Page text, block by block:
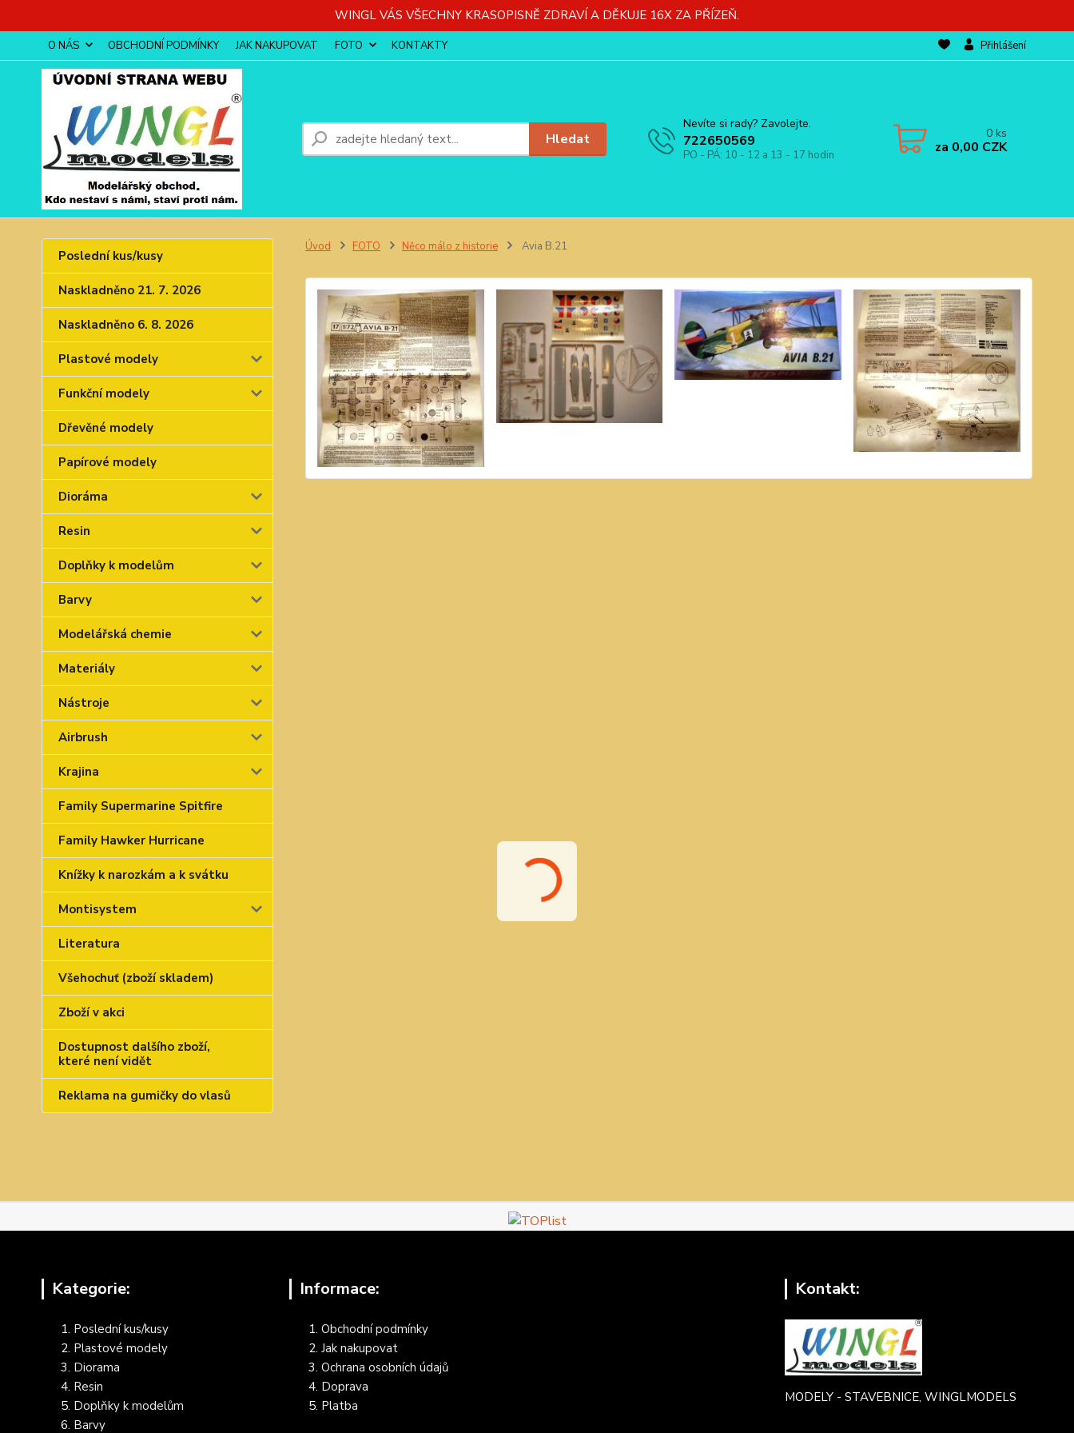
WINGL VÁS VŠECHNY KRASOPISNĚ ZDRAVÍ A DĚKUJE 16X ZA PŘÍZEŇ.
O NÁS OBCHODNÍ PODMÍNKY JAK NAKUPOVAT FOTO KONTAKTY Přihlášení
Hledat
Nevíte si rady? Zavolejte.
722650569
PO - PÁ: 10 - 12 a 13 - 17 hodin
0 ks
za 0,00 CZK
Poslední kus/kusy
Naskladněno 21. 7. 2026
Naskladněno 6. 8. 2026
Plastové modely
Funkční modely
Dřevěné modely
Papírové modely
Dioráma
Resin
Doplňky k modelům
Barvy
Modelářská chemie
Materiály
Nástroje
Airbrush
Krajina
Family Supermarine Spitfire
Family Hawker Hurricane
Knížky k narozkám a k svátku
Montisystem
Literatura
Všehochuť (zboží skladem)
Zboží v akci
Dostupnost dalšího zboží,
které není vidět
Reklama na gumičky do vlasů
Úvod FOTO Něco málo z historie Avia B.21
Kategorie:
Poslední kus/kusy
Plastové modely
Diorama
Resin
Doplňky k modelům
Barvy
Informace:
Obchodní podmínky
Jak nakupovat
Ochrana osobních údajů
Doprava
Platba
Kontakt:
MODELY - STAVEBNICE, WINGLMODELS